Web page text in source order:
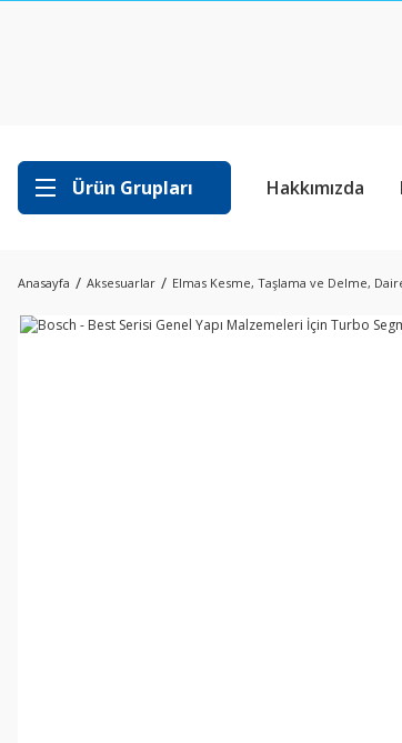
Ürün Grupları Hakkımızda
Anasayfa Aksesuarlar Elmas Kesme, Taşlama ve Delme,